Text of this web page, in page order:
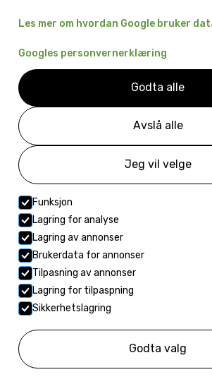
Les mer om hvordan Google bruker
Googles personvernerklæring
Avslå alle
Jeg vil velge
Godta alle
Funksjon
Lagring for analyse
Lagring av annonser
Brukerdata for annonser
Tilpasning av annonser
Lagring for tilpaspning
Sikkerhetslagring
Godta valg
Trefelling
Dekorfjerning
Kontakt
Johannes nielsens vei
Org.nr. 927 210 274
© 2021 TM Eiendomsservice AS.
Design avHorn Media